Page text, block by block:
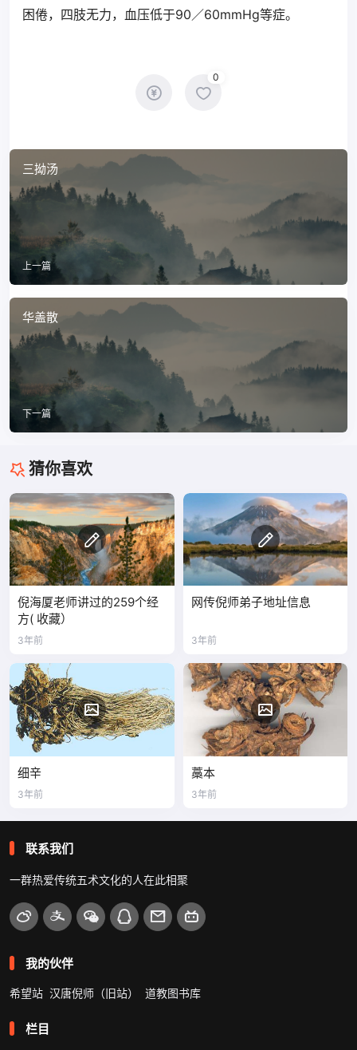
困倦，四肢无力，血压低于90／60mmHg等症。
0
三拗汤
上一篇
华盖散
下一篇
猜你喜欢
倪海厦老师讲过的259个经
方( 收藏）
3年前
网传倪师弟子地址信息
3年前
细辛
3年前
藁本
3年前
联系我们
一群热爱传统五术文化的人在此相聚
我的伙伴
希望站 汉唐倪师（旧站） 道教图书库
栏目